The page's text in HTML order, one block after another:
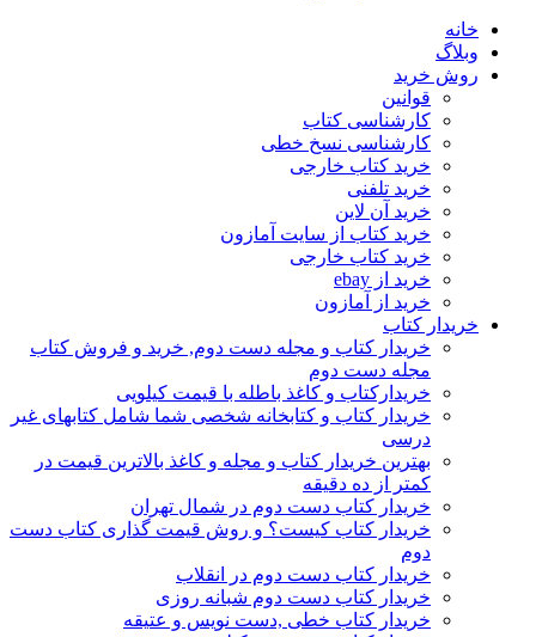
خانه
وبلاگ
روش خرید
قوانین
کارشناسی کتاب
کارشناسی نسخ خطی
خرید کتاب خارجی
خرید تلفنی
خرید آن لاین
خرید کتاب از سایت آمازون
خرید کتاب خارجی
خرید از ebay
خرید از آمازون
خریدار کتاب
خریدار کتاب و مجله دست دوم, خرید و فروش کتاب
مجله دست دوم
خریدارکتاب و کاغذ باطله با قیمت کیلویی
خریدار کتاب و کتابخانه شخصی شما شامل کتابهای غیر
درسی
بهترین خریدار کتاب و مجله و کاغذ بالاترین قیمت در
کمتر از ده دقیقه
خریدار کتاب دست دوم در شمال تهران
خریدار کتاب کیست؟ و روش قیمت گذاری کتاب دست
دوم
خریدار کتاب دست دوم در انقلاب
خریدار کتاب دست دوم شبانه روزی
خریدار کتاب خطی ,دست نویس و عتیقه